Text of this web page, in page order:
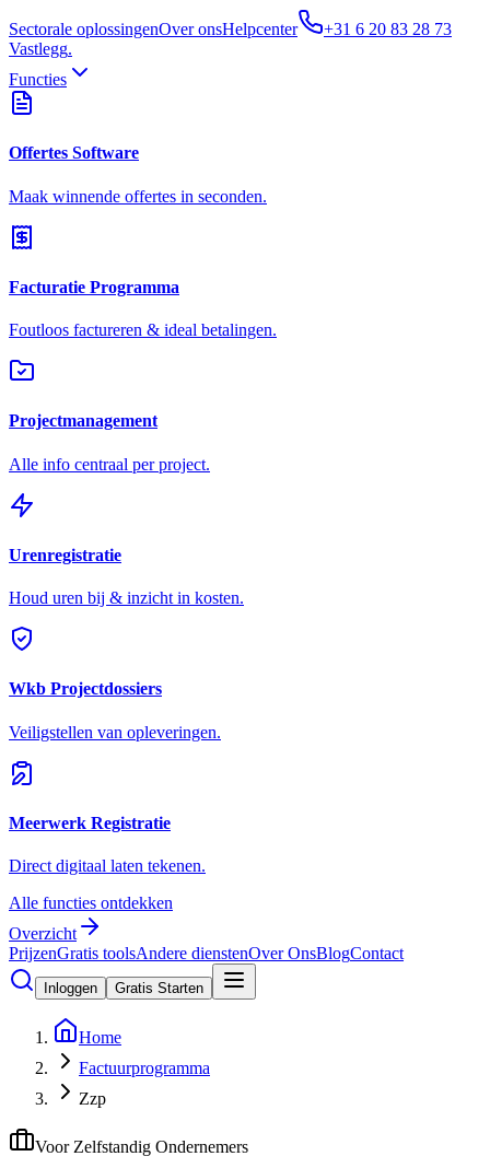
Sectorale oplossingenOver onsHelpcenter
+31 6 20 83 28 73
Vastlegg.
Functies
Offertes Software
Maak winnende offertes in seconden.
Facturatie Programma
Foutloos factureren & ideal betalingen.
Projectmanagement
Alle info centraal per project.
Urenregistratie
Houd uren bij & inzicht in kosten.
Wkb Projectdossiers
Veiligstellen van opleveringen.
Meerwerk Registratie
Direct digitaal laten tekenen.
Alle functies ontdekken
Overzicht
PrijzenGratis toolsAndere dienstenOver OnsBlogContact
Inloggen Gratis Starten
Home
Factuurprogramma
Zzp
Voor Zelfstandig Ondernemers